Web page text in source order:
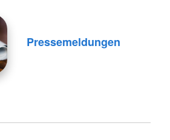
Pressemeldungen